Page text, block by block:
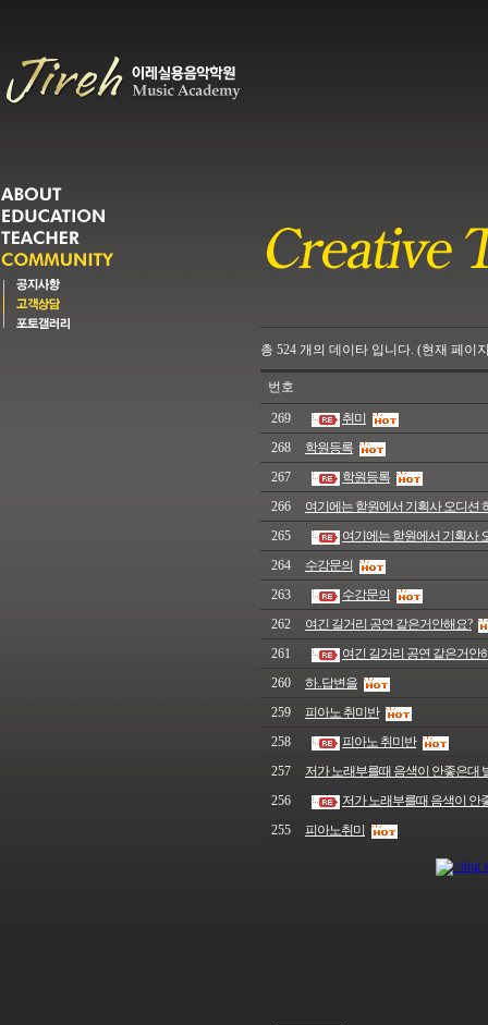
총 524 개의 데이타 입니다. (현재 페이
번호
269
취미
268
학원등록
267
학원등록
266
여기에는 핟원에서 기획사 오디션
265
여기에는 핟원에서 기획사
264
수강문의
263
수강문의
262
여긴 길거리 공연 같은거안해요?
261
여긴 길거리 공연 같은거안
260
하..답변을
259
피아노 취미반
258
피아노 취미반
257
저가 노래부를때 음색이 안좋은대
256
저가 노래부를때 음색이 안
255
피아노취미